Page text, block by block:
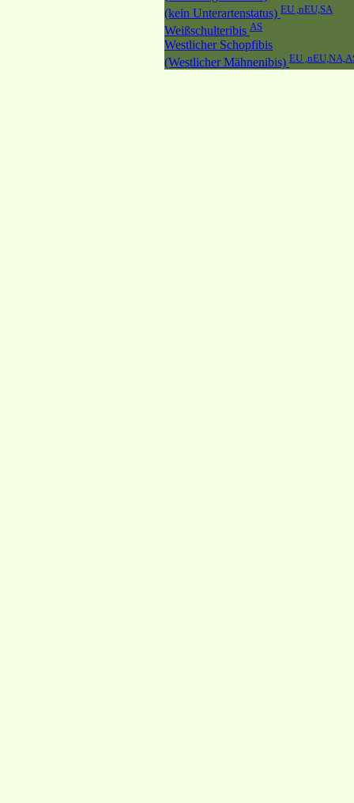
(kein Unterartenstatus) EU ,nEU,SA
Weißschulteribis AS
Westlicher Schopfibis
(Westlicher Mähnenibis) EU